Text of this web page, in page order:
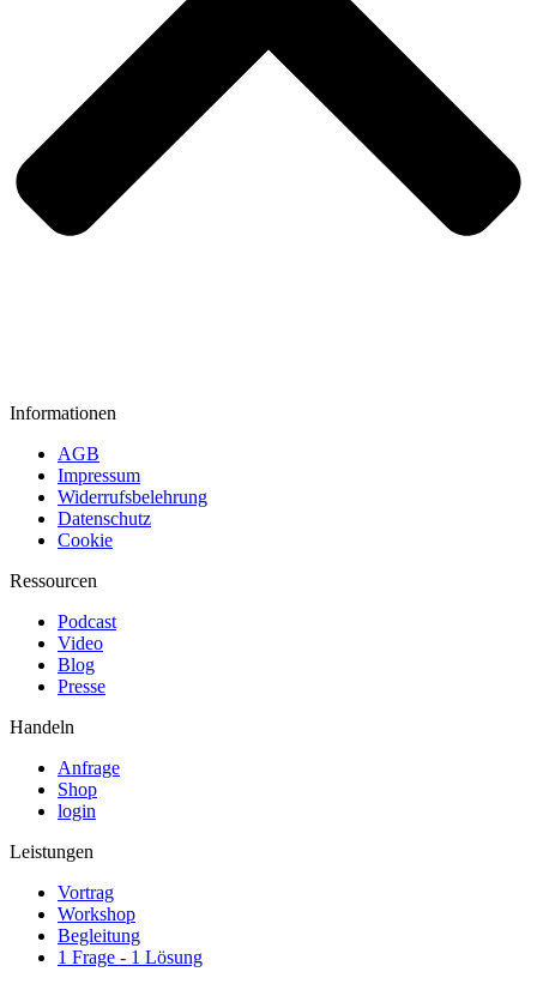
Informationen
AGB
Impressum
Widerrufsbelehrung
Datenschutz
Cookie
Ressourcen
Podcast
Video
Blog
Presse
Handeln
Anfrage
Shop
login
Leistungen
Vortrag
Workshop
Begleitung
1 Frage - 1 Lösung